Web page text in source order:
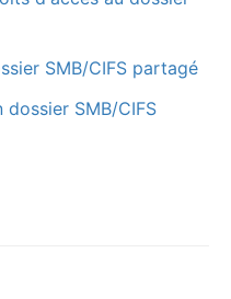
SMB/CIFS partagé
SMB/CIFS